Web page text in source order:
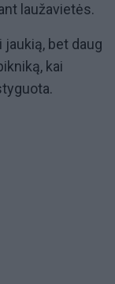
laužavietės.
bet daug
kai